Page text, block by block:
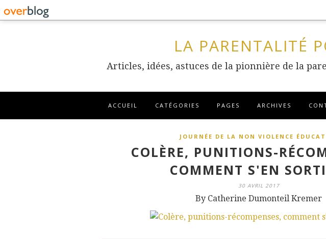
LA PARENTALITÉ
Articles, idées, astuces de la pionnière de la
ACCUEIL CATÉGORIES PAGES ARCHIVES
JOURNÉE DE LA NON VIOLENCE
COLÈRE, PUNITIONS-
COMMENT S'EN
30 AVRIL 2017
By Catherine Dumonteil Kremer